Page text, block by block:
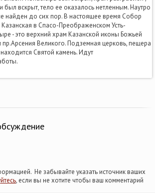
был вскрыт, тело ее оказалось нетленным. Наутро
найден до сих пор. В настоящее время Собор
в Спасо-Преображенском Усть-
- это верхний храм Казанской иконы Божьей
Великого. Подземная церковь, пещера
Святой камень. Идут
Не забывайте указать источник ваших
, если вы не хотите чтобы ваш комментарий